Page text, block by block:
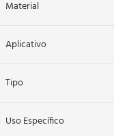
Material
Aplicativo
Tipo
Uso Específico